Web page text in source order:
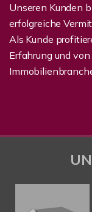
Unseren Kunden
erfolgreiche
Als Kunde
Erfahrung und